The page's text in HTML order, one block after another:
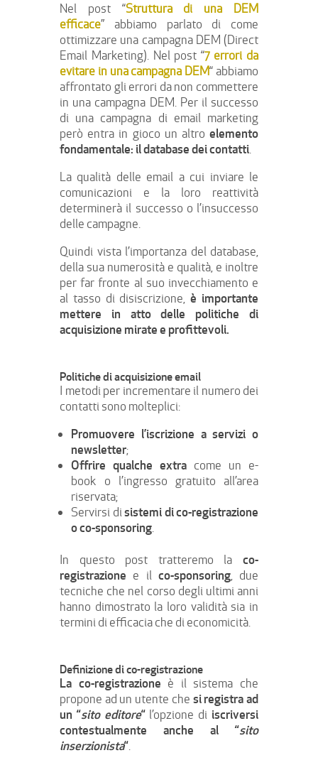
Nel post “Struttura di una DEM
efficace” abbiamo parlato di come
ottimizzare una campagna DEM (Direct
Email Marketing). Nel post “7 errori da
evitare in una campagna DEM“ abbiamo
affrontato gli errori da non commettere
in una campagna DEM. Per il successo
di una campagna di email marketing
però entra in gioco un altro elemento
fondamentale: il database dei contatti.
La qualità delle email a cui inviare le
comunicazioni e la loro reattività
determinerà il successo o l’insuccesso
delle campagne.
Quindi vista l’importanza del database,
della sua numerosità e qualità, e inoltre
per far fronte al suo invecchiamento e
al tasso di disiscrizione, è importante
mettere in atto delle politiche di
acquisizione mirate e profittevoli.
Politiche di acquisizione email
I metodi per incrementare il numero dei
contatti sono molteplici:
Promuovere l’iscrizione a servizi o
newsletter;
Offrire qualche extra come un e-
book o l’ingresso gratuito all’area
riservata;
Servirsi disistemi di co-registrazione
o co-sponsoring.
In questo post tratteremo la co-
registrazione e il co-sponsoring, due
tecniche che nel corso degli ultimi anni
hanno dimostrato la loro validità sia in
termini di efficacia che di economicità.
Definizione di co-registrazione
La co-registrazione è il sistema che
propone ad un utente che si registra ad
un “sito editore“l’opzione di iscriversi
contestualmente anche al “sito
inserzionista“.